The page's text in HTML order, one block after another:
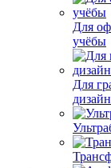
Для
учёбы
Для